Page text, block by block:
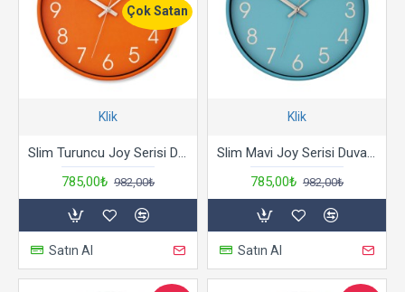
Çok Satan
Klik
785,00₺ 982,00₺
Satın Al
Klik
785,00₺ 982,00₺
Satın Al